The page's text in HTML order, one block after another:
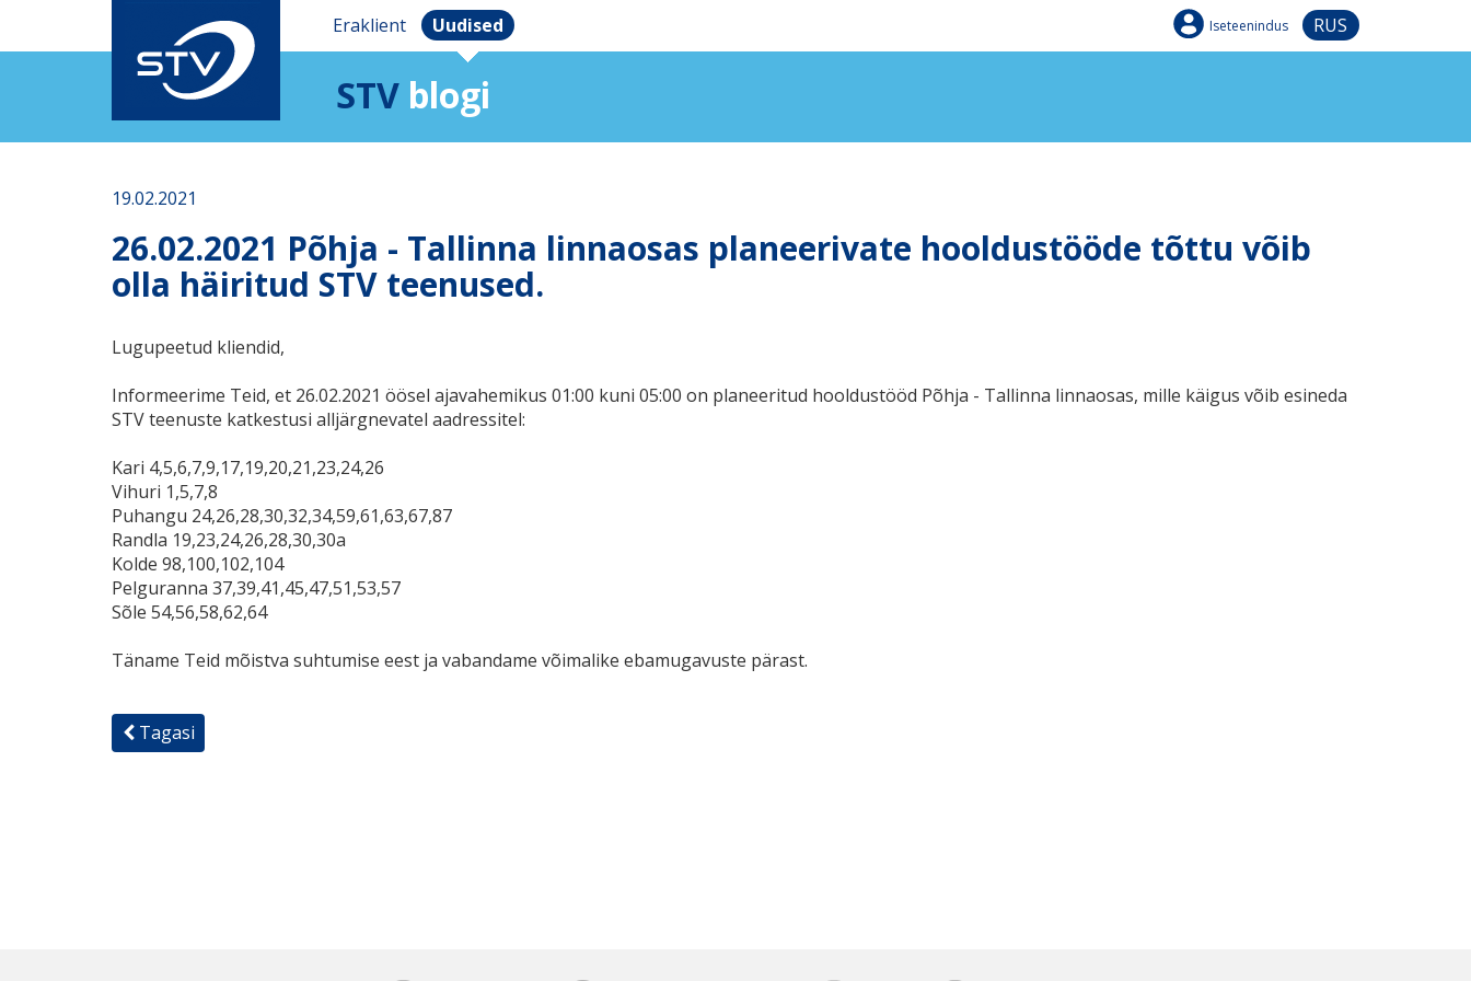
Eraklient Uudised Iseteenindus RUS
STV blogi
19.02.2021
26.02.2021 Põhja - Tallinna linnaosas planeerivate hooldustööde tõttu võib
olla häiritud STV teenused.
Lugupeetud kliendid,
Informeerime Teid, et 26.02.2021 öösel ajavahemikus 01:00 kuni 05:00 on planeeritud hooldustööd Põhja - Tallinna linnaosas, mille käigus võib esineda
STV teenuste katkestusi alljärgnevatel aadressitel:
Kari 4,5,6,7,9,17,19,20,21,23,24,26
Vihuri 1,5,7,8
Puhangu 24,26,28,30,32,34,59,61,63,67,87
Randla 19,23,24,26,28,30,30a
Kolde 98,100,102,104
Pelguranna 37,39,41,45,47,51,53,57
Sõle 54,56,58,62,64
Täname Teid mõistva suhtumise eest ja vabandame võimalike ebamugavuste pärast.
Tagasi